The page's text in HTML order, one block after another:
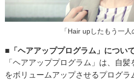
「Hair upしたもう一
■「ヘアアッププログラム」につい
「ヘアアッププログラム」は、自
をボリュームアップさせるプログラ